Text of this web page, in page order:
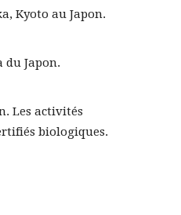
Kyoto au Japon.
du Japon.
Les activités
biologiques.